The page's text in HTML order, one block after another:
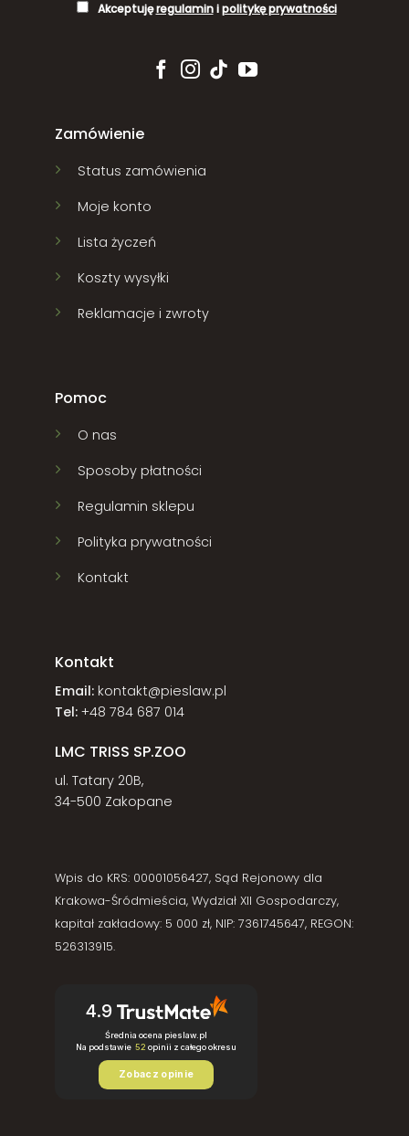
Akceptujęregulaminipolitykę prywatności
Zamówienie
Status zamówienia
Moje konto
Lista życzeń
Koszty wysyłki
Reklamacje i zwroty
Pomoc
O nas
Sposoby płatności
Regulamin sklepu
Polityka prywatności
Kontakt
Kontakt
Email: kontakt@pieslaw.pl
Tel: +48 784 687 014
LMC TRISS SP.ZOO
ul. Tatary 20B,
34-500 Zakopane
Wpis do KRS: 00001056427, Sąd Rejonowy dla
Krakowa-Śródmieścia, Wydział XII Gospodarczy,
kapitał zakładowy: 5 000 zł, NIP: 7361745647, REGON:
526313915.
4.9
Średnia ocena pieslaw.pl
Na podstawie 52 opinii z całego okresu
Zobacz opinie